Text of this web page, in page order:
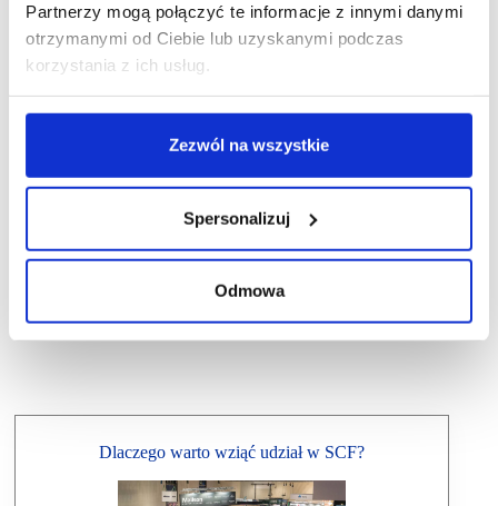
Partnerzy mogą połączyć te informacje z innymi danymi
otrzymanymi od Ciebie lub uzyskanymi podczas
korzystania z ich usług.
Zezwól na wszystkie
Spersonalizuj
Odmowa
Dlaczego warto wziąć udział w SCF?